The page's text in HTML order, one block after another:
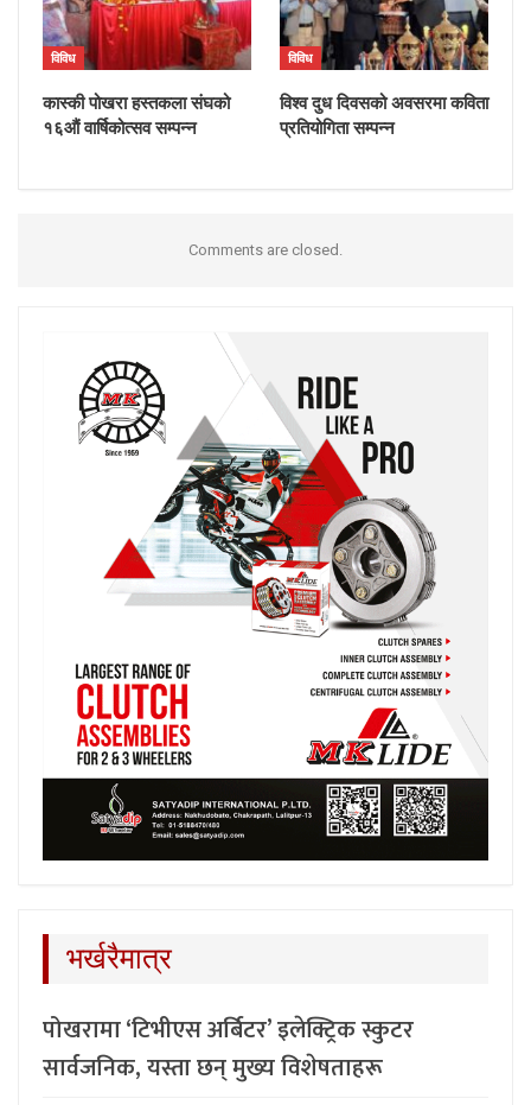
विविध
कास्की पोखरा हस्तकला संघको
१६औं वार्षिकोत्सव सम्पन्न
विविध
विश्व दुध दिवसको अवसरमा कविता
प्रतियोगिता सम्पन्न
Comments are closed.
भर्खरैमात्र
पोखरामा ‘टिभीएस अर्बिटर’ इलेक्ट्रिक स्कुटर
सार्वजनिक, यस्ता छन् मुख्य विशेषताहरू